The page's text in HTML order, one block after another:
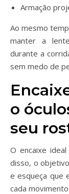
Armação
Ao mesmo
manter a
durante a
sem medo de
o
seu
O encaixe
disso, o
e esqueça que
cada